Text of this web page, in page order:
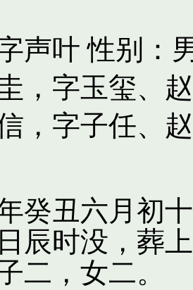
声叶 性别：
，字玉玺、
，字子任、
癸丑六月初
辰时没，葬
二，女二。